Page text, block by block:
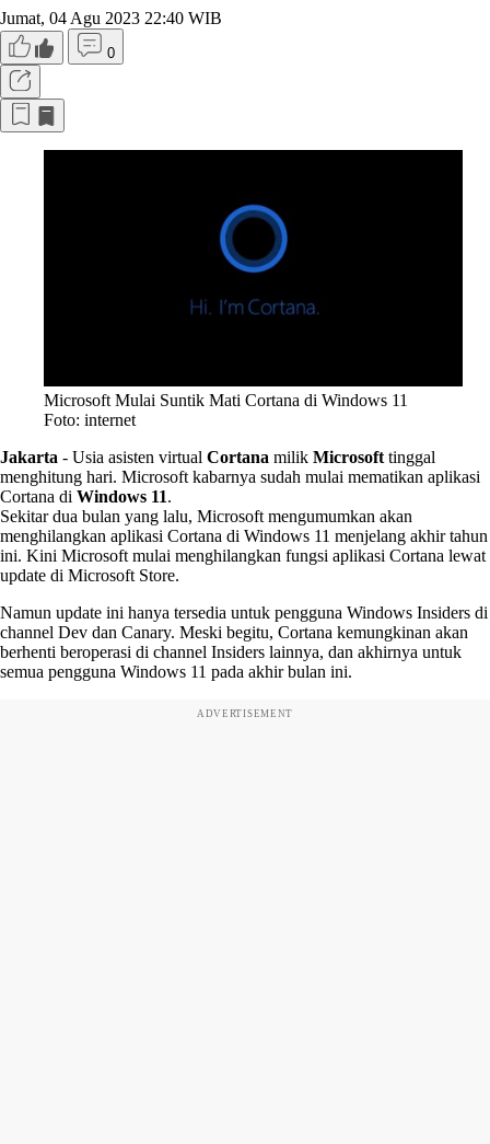
Jumat, 04 Agu 2023 22:40 WIB
0
Microsoft Mulai Suntik Mati Cortana di Windows 11
Foto: internet
Jakarta - Usia asisten virtual Cortana milik Microsoft tinggal
menghitung hari. Microsoft kabarnya sudah mulai mematikan aplikasi
Cortana di Windows 11.
Sekitar dua bulan yang lalu, Microsoft mengumumkan akan
menghilangkan aplikasi Cortana di Windows 11 menjelang akhir tahun
ini. Kini Microsoft mulai menghilangkan fungsi aplikasi Cortana lewat
update di Microsoft Store.
Namun update ini hanya tersedia untuk pengguna Windows Insiders di
channel Dev dan Canary. Meski begitu, Cortana kemungkinan akan
berhenti beroperasi di channel Insiders lainnya, dan akhirnya untuk
semua pengguna Windows 11 pada akhir bulan ini.
ADVERTISEMENT